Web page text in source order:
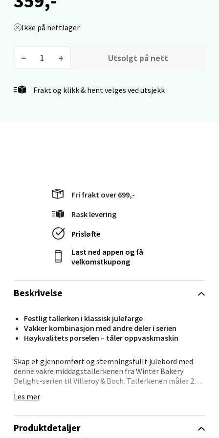
Ikke på nettlager
Utsolgt på nett
Frakt og klikk & hent velges ved utsjekk
Beskrivelse
Festlig tallerken i klassisk julefarge
Vakker kombinasjon med andre deler i serien
Høykvalitets porselen – tåler oppvaskmaskin
Skap et gjennomført og stemningsfullt julebord med
denne vakre middagstallerkenen fra Winter Bakery
Delight-serien til Villeroy & Boch. Tallerkenen måler 27
passer perfekt til både julemiddag og småretter.
nostalgiske vinterdetaljer, setter den et klassisk preg på
Les mer
Fri frakt over 699,-
Rask levering
Prisløfte
Last ned appen og få
velkomstkupong
Produktdetaljer
Kristiansand - Markens
Kristiansand
Åpent i dag 10-21
Bryne/Jæren - M44
Åpent i dag 10-20
0 i butikk
Velg
Senter Madla